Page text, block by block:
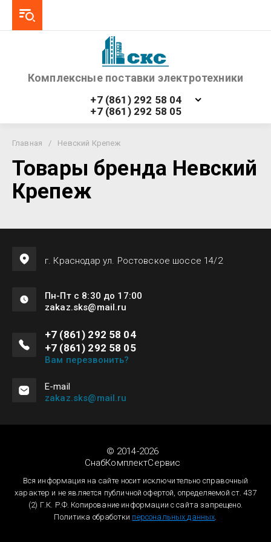
Комплексные поставки электротехники
+7 (861) 292 58 04
+7 (861) 292 58 05
Главная / Невский Крепеж
Товары бренда Невский
Крепеж
г. Краснодар ул. Ростовское шоссе 14/2
Пн-Пт с 8:30 до 17:00
zakaz.sks@mail.ru
+7 (861) 292 58 04
+7 (861) 292 58 05
Вам перезвонить?
Е-mail
zakaz.sks@mail.ru
© 2014-2026
СнабКомплектСервис
Вся информация на сайте носит исключительно справочный
характер и не является публичной офертой, определяемой ст. 437
(2) Г.К. Р.Ф. Копирование информации с сайта запрещено.
Политика обработки персональных данных.